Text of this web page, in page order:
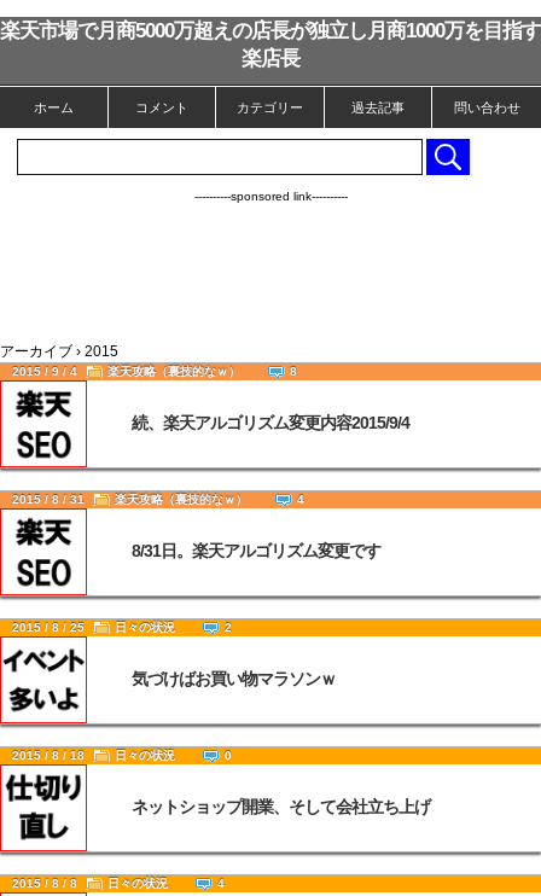
楽天市場で月商5000万超えの店長が独立し月商1000万を目指す
楽店長
ホーム コメント カテゴリー 過去記事 問い合わせ
----------sponsored link----------
アーカイブ › 2015
2015 / 9 / 4 楽天攻略（裏技的なｗ） 8
続、楽天アルゴリズム変更内容2015/9/4
2015 / 8 / 31 楽天攻略（裏技的なｗ） 4
8/31日。楽天アルゴリズム変更です
2015 / 8 / 25 日々の状況 2
気づけばお買い物マラソンｗ
2015 / 8 / 18 日々の状況 0
ネットショップ開業、そして会社立ち上げ
2015 / 8 / 8 日々の状況 4